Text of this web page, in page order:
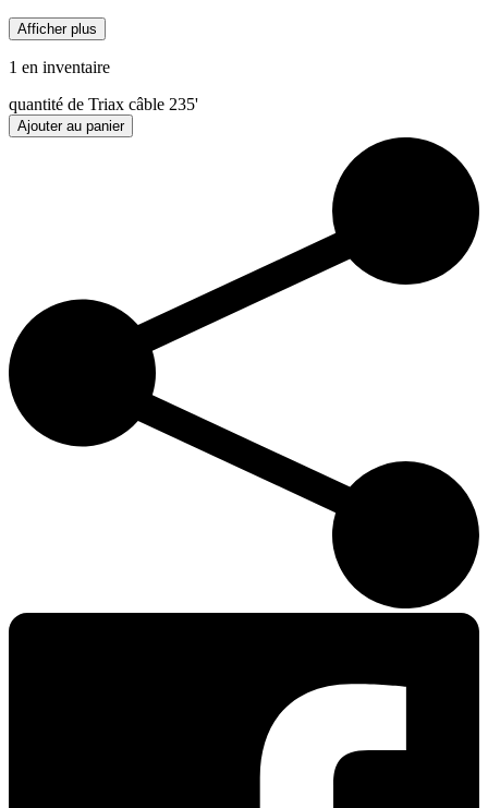
Afficher plus
1 en inventaire
quantité de Triax câble 235'
Ajouter au panier